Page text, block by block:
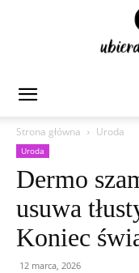
Strona główna
Uroda
Uroda
Dermo
usuwa
Koniec
12 marca, 2026